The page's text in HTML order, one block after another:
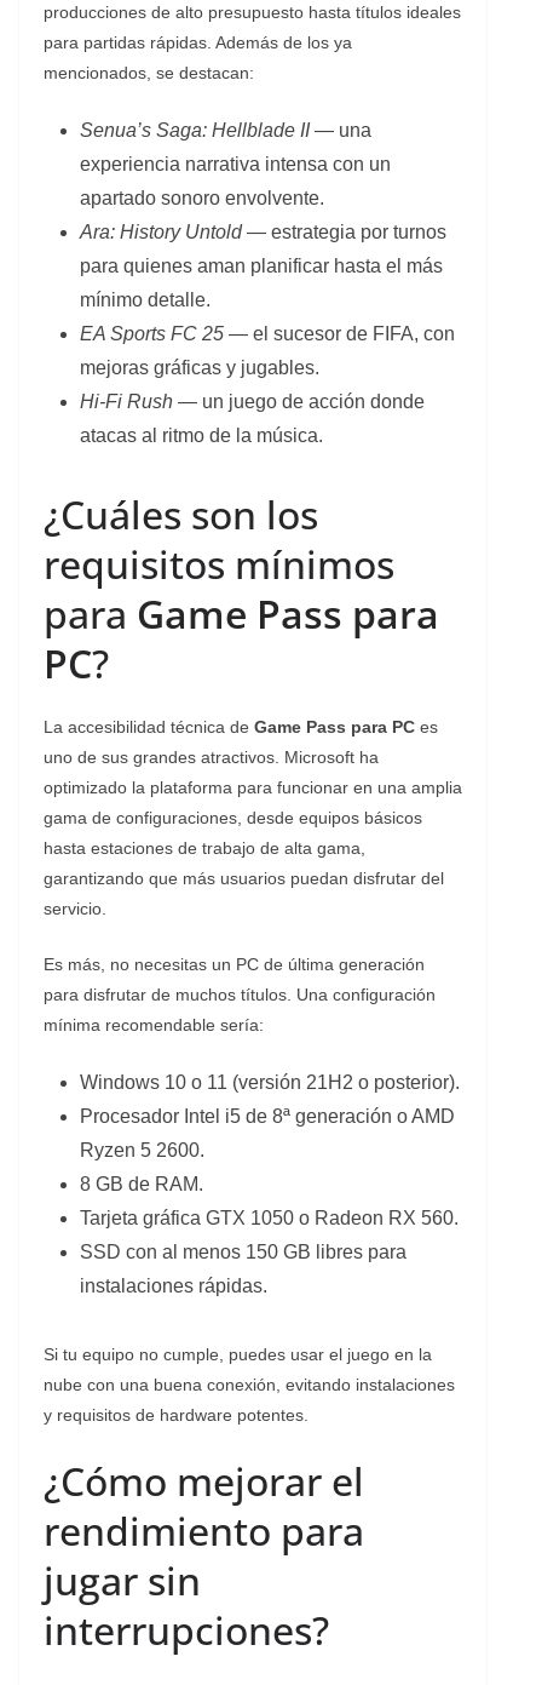
producciones de alto presupuesto hasta títulos ideales
para partidas rápidas. Además de los ya
mencionados, se destacan:
Senua’s Saga: Hellblade II— una
experiencia narrativa intensa con un
apartado sonoro envolvente.
Ara: History Untold— estrategia por turnos
para quienes aman planificar hasta el más
mínimo detalle.
EA Sports FC 25 — el sucesor de FIFA, con
mejoras gráficas y jugables.
Hi-Fi Rush — un juego de acción donde
atacas al ritmo de la música.
¿Cuáles son los
requisitos mínimos
para Game Pass para
PC?
La accesibilidad técnica de Game Pass para PC es
uno de sus grandes atractivos. Microsoft ha
optimizado la plataforma para funcionar en una amplia
gama de configuraciones, desde equipos básicos
hasta estaciones de trabajo de alta gama,
garantizando que más usuarios puedan disfrutar del
servicio.
Es más, no necesitas un PC de última generación
para disfrutar de muchos títulos. Una configuración
mínima recomendable sería:
Windows 10 o 11 (versión 21H2 o posterior).
Procesador Intel i5 de 8ª generación o AMD
Ryzen 5 2600.
8 GB de RAM.
Tarjeta gráfica GTX 1050 o Radeon RX 560.
SSD con al menos 150 GB libres para
instalaciones rápidas.
Si tu equipo no cumple, puedes usar el juego en la
nube con una buena conexión, evitando instalaciones
y requisitos de hardware potentes.
¿Cómo mejorar el
rendimiento para
jugar sin
interrupciones?